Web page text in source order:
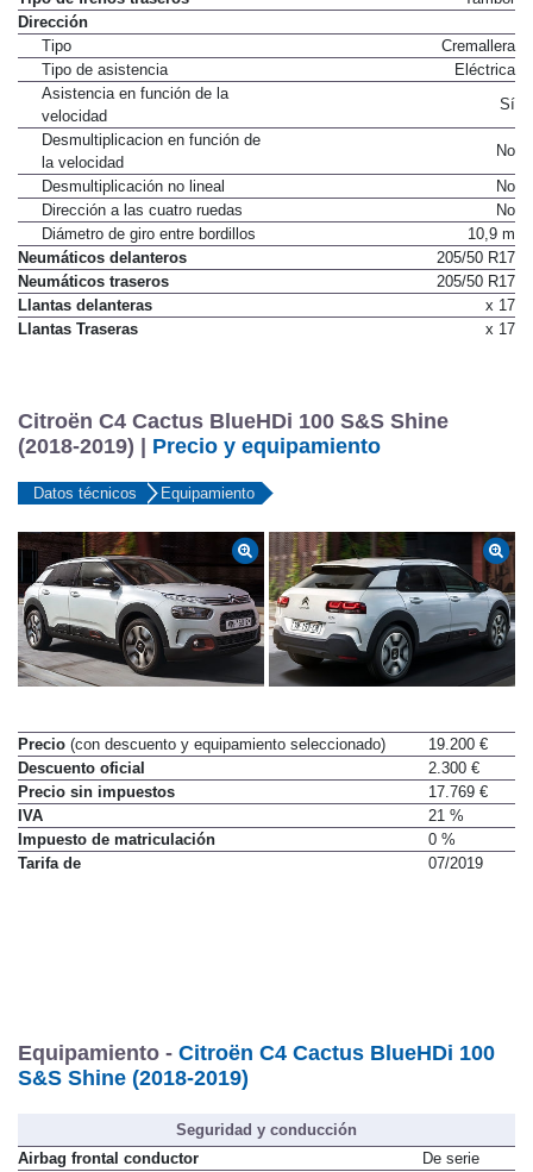
Dirección
Tipo
Cremallera
Tipo de asistencia
Eléctrica
Asistencia en función de la
velocidad
Sí
Desmultiplicacion en función de
la velocidad
No
Desmultiplicación no lineal
No
Dirección a las cuatro ruedas
No
Diámetro de giro entre bordillos
10,9 m
Neumáticos delanteros
205/50 R17
Neumáticos traseros
205/50 R17
Llantas delanteras
x 17
Llantas Traseras
x 17
Citroën C4 Cactus BlueHDi 100 S&S Shine
(2018-2019) | Precio y equipamiento
Datos técnicos Equipamiento
Precio (con descuento y equipamiento seleccionado)
19.200 €
Descuento oficial
2.300 €
Precio sin impuestos
17.769 €
IVA
21 %
Impuesto de matriculación
0 %
Tarifa de
07/2019
Equipamiento - Citroën C4 Cactus BlueHDi 100
S&S Shine (2018-2019)
Seguridad y conducción
Airbag frontal conductor
De serie